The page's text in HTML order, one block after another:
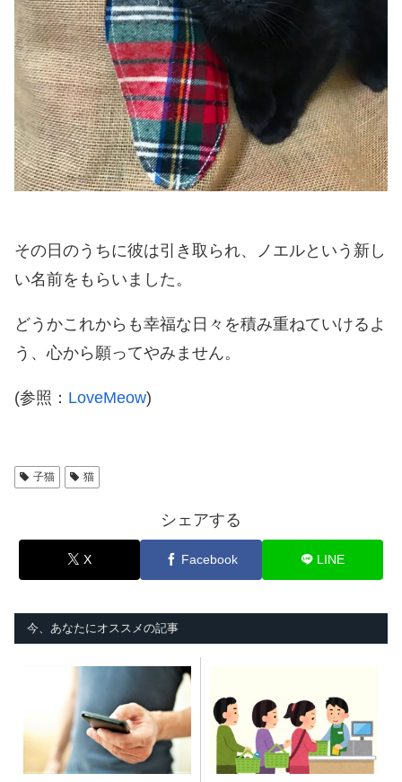
その日のうちに彼は引き取られ、ノエルという新し
い名前をもらいました。
どうかこれからも幸福な日々を積み重ねていけるよ
う、心から願ってやみません。
(参照： LoveMeow)
子猫 猫
シェアする
X Facebook LINE
今、あなたにオススメの記事